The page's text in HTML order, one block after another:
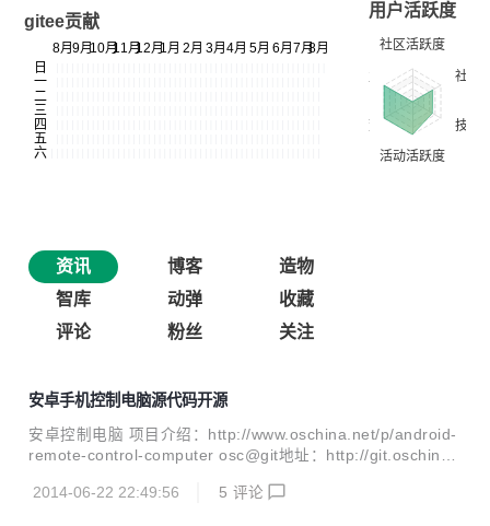
gitee贡献
用户活跃度
资讯 博客
造物
智库
动弹
收藏
评论
粉丝 关注
安卓手机控制电脑源代码开源
安卓控制电脑 项目介绍：http://www.oschina.net/p/android-
remote-control-computer osc@git地址：http://git.oschina.
鼠标控制模式： 鼠标的移动 鼠标左键点击 鼠标右键点击 鼠标
2014-06-22 22:49:56 5 评论